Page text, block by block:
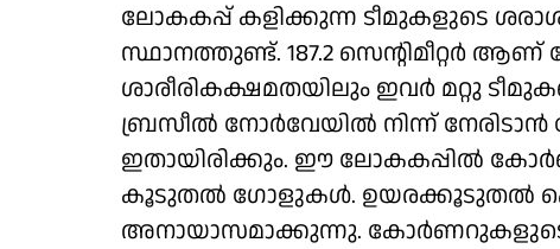
ലോകകപ്പ് കളിക്കുന്ന ടീമുകളുടെ
സ്ഥാനത്തുണ്ട്. 187.2 സെന്റിമീറ്റർ ആണ്
ശാരീരികക്ഷമതയിലും ഇവർ മറ്റു
ബ്രസീൽ നോർവേയിൽ നിന്ന്
ഇതായിരിക്കും. ഈ ലോകകപ്പിൽ
കൂടുതൽ ഗോളുകൾ. ഉയരക്കൂടുതൽ
അനായാസമാക്കുന്നു.